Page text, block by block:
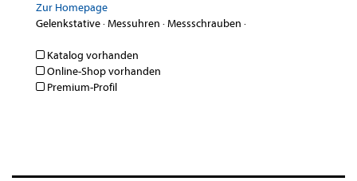
Zur Homepage
Gelenkstative·Messuhren ·Messschrauben ·
Katalog vorhanden
Online-Shop vorhanden
Premium-Profil